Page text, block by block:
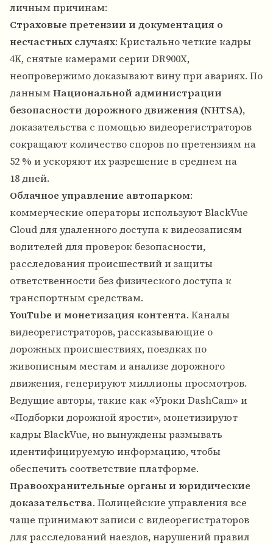
личным причинам:
Страховые претензии и документация о
несчастных случаях: Кристально четкие кадры
4K, снятые камерами серии DR900X,
неопровержимо доказывают вину при авариях. По
даннымНациональной администрации
безопасности дорожного движения (NHTSA),
доказательства с помощью видеорегистраторов
сокращают количество споров по претензиям на
52 % и ускоряют их разрешение в среднем на
18 дней.
Облачное управление автопарком:
коммерческие операторы используют BlackVue
Cloud для удаленного доступа к видеозаписям
водителей для проверок безопасности,
расследования происшествий и защиты
ответственности без физического доступа к
транспортным средствам.
YouTube и монетизация контента. Каналы
видеорегистраторов, рассказывающие о
дорожных происшествиях, поездках по
живописным местам и анализе дорожного
движения, генерируют миллионы просмотров.
Ведущие авторы, такие как «Уроки DashCam» и
«Подборки дорожной ярости», монетизируют
кадры BlackVue, но вынуждены размывать
идентифицируемую информацию, чтобы
обеспечить соответствие платформе.
Правоохранительные органы и юридические
доказательства. Полицейские управления все
чаще принимают записи с видеорегистраторов
для расследований наездов, нарушений правил